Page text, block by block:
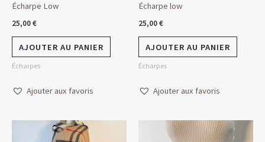
Écharpe Low
25,00€
AJOUTER AU PANIER
Écharpes
Ajouter aux favoris
Écharpe low
25,00€
AJOUTER AU PANIER
Écharpes
Ajouter aux favoris